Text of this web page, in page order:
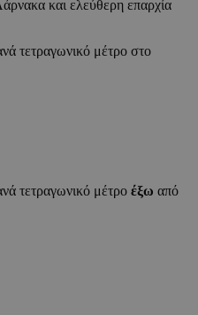
και ελεύθερη επαρχία
τετραγωνικό μέτρο στο
τετραγωνικό μέτρο έξω από